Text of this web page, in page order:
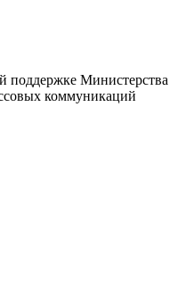
поддержке Министерства
коммуникаций